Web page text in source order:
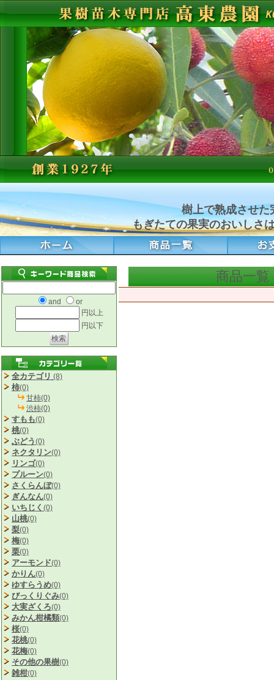
樹上で熟成させた
もぎたての果実のおいしさ
and
or
円以上
円以下
全カテゴリ (8)
柿(0)
甘柿(0)
渋柿(0)
すもも(0)
桃(0)
ぶどう (0)
ネクタリン(0)
リンゴ(0)
プルーン(0)
さくらんぼ(0)
ぎんなん(0)
いちじく (0)
山桃(0)
梨(0)
梅(0)
栗(0)
アーモンド(0)
かりん(0)
ゆすらうめ(0)
びっくりぐみ(0)
大実ざくろ(0)
みかん柑橘類(0)
桜(0)
花桃(0)
花梅(0)
その他の果樹(0)
雑柑(0)
商品一覧